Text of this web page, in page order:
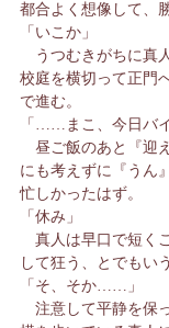
都合よく想像して、
「いこか」
うつむきがちに真
校庭を横切って正門
で進む。
「……まこ、今日バ
昼ご飯のあと『迎
にも考えずに『うん
忙しかったはず。
「休み」
真人は早口で短く
して狂う、とでもい
「そ、そか……」
注意して平静を保